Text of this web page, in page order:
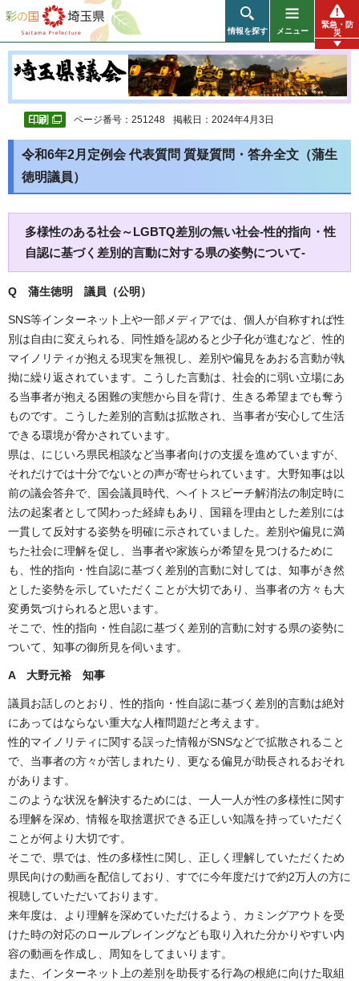
彩の国 埼玉県
情報を探す メニュー
緊急・防
災
ページ番号：251248 掲載日：2024年4月3日
令和6年2月定例会 代表質問 質疑質問・答弁全文（蒲生
徳明議員）
多様性のある社会～LGBTQ差別の無い社会-性的指向・性
自認に基づく差別的言動に対する県の姿勢について-
Q 蒲生徳明 議員（公明）
SNS等インターネット上や一部メディアでは、個人が自称すれば性
別は自由に変えられる、同性婚を認めると少子化が進むなど、性的
マイノリティが抱える現実を無視し、差別や偏見をあおる言動が執
拗に繰り返されています。こうした言動は、社会的に弱い立場にあ
る当事者が抱える困難の実態から目を背け、生きる希望までも奪う
ものです。こうした差別的言動は拡散され、当事者が安心して生活
できる環境が脅かされています。
県は、にじいろ県民相談など当事者向けの支援を進めていますが、
それだけでは十分でないとの声が寄せられています。大野知事は以
前の議会答弁で、国会議員時代、ヘイトスピーチ解消法の制定時に
法の起案者として関わった経緯もあり、国籍を理由とした差別には
一貫して反対する姿勢を明確に示されていました。差別や偏見に満
ちた社会に理解を促し、当事者や家族らが希望を見つけるために
も、性的指向・性自認に基づく差別的言動に対しては、知事がき然
とした姿勢を示していただくことが大切であり、当事者の方々も大
変勇気づけられると思います。
そこで、性的指向・性自認に基づく差別的言動に対する県の姿勢に
ついて、知事の御所見を伺います。
A 大野元裕 知事
議員お話しのとおり、性的指向・性自認に基づく差別的言動は絶対
にあってはならない重大な人権問題だと考えます。
性的マイノリティに関する誤った情報がSNSなどで拡散されること
で、当事者の方々が苦しまれたり、更なる偏見が助長されるおそれ
があります。
このような状況を解決するためには、一人一人が性の多様性に関す
る理解を深め、情報を取捨選択できる正しい知識を持っていただく
ことが何より大切です。
そこで、県では、性の多様性に関し、正しく理解していただくため
県民向けの動画を配信しており、すでに今年度だけで約2万人の方に
視聴していただいております。
来年度は、より理解を深めていただけるよう、カミングアウトを受
けた時の対応のロールプレイングなども取り入れた分かりやすい内
容の動画を作成し、周知をしてまいります。
また、インターネット上の差別を助長する行為の根絶に向けた取組